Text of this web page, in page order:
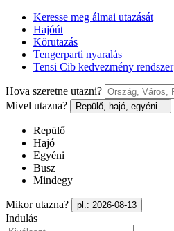
Keresse meg álmai utazását
Hajóút
Körutazás
Tengerparti nyaralás
Tensi Cib kedvezmény rendszer
Hova szeretne utazni?
Mivel utazna?
Repülő, hajó, egyéni...
Repülő
Hajó
Egyéni
Busz
Mindegy
Mikor utazna? pl.: 2026-08-13
Indulás